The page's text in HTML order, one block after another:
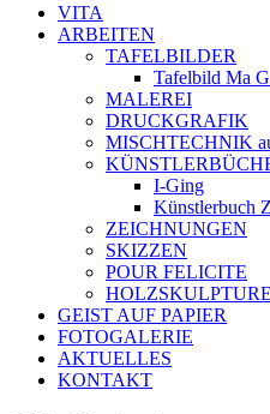
VITA
ARBEITEN
TAFELBILDER
Tafelbild Ma
MALEREI
DRUCKGRAFIK
MISCHTECHNIK
I-Ging
Künstlerbuch
ZEICHNUNGEN
SKIZZEN
POUR FELICITE
GEIST AUF PAPIER
FOTOGALERIE
AKTUELLES
KONTAKT